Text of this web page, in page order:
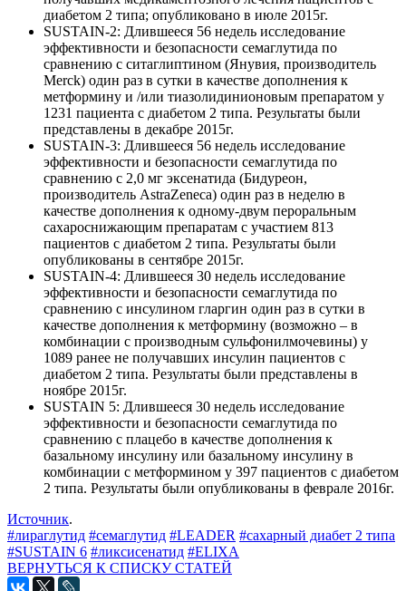
диабетом 2 типа; опубликовано в июле 2015г.
SUSTAIN-2: Длившееся 56 недель исследование
эффективности и безопасности семаглутида по
сравнению с ситаглиптином (Янувия, производитель
Merck) один раз в сутки в качестве дополнения к
метформину и /или тиазолидинионовым препаратом у
1231 пациента с диабетом 2 типа. Результаты были
представлены в декабре 2015г.
SUSTAIN-3: Длившееся 56 недель исследование
эффективности и безопасности семаглутида по
сравнению с 2,0 мг эксенатида (Бидуреон,
производитель AstraZeneca) один раз в неделю в
качестве дополнения к одному-двум пероральным
сахароснижающим препаратам с участием 813
пациентов с диабетом 2 типа. Результаты были
опубликованы в сентябре 2015г.
SUSTAIN-4: Длившееся 30 недель исследование
эффективности и безопасности семаглутида по
сравнению с инсулином гларгин один раз в сутки в
качестве дополнения к метформину (возможно – в
комбинации с производным сульфонилмочевины) у
1089 ранее не получавших инсулин пациентов с
диабетом 2 типа. Результаты были представлены в
ноябре 2015г.
SUSTAIN 5: Длившееся 30 недель исследование
эффективности и безопасности семаглутида по
сравнению с плацебо в качестве дополнения к
базальному инсулину или базальному инсулину в
комбинации с метформином у 397 пациентов с диабетом
2 типа. Результаты были опубликованы в феврале 2016г.
Источник.
#лираглутид #семаглутид #LEADER #сахарный диабет 2 типа
#SUSTAIN 6 #ликсисенатид #ELIXA
ВЕРНУТЬСЯ К СПИСКУ СТАТЕЙ